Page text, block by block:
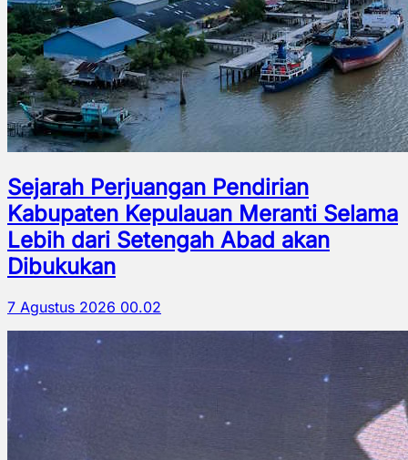
Sejarah Perjuangan Pendirian
Kabupaten Kepulauan Meranti Selama
Lebih dari Setengah Abad akan
Dibukukan
7 Agustus 2026 00.02